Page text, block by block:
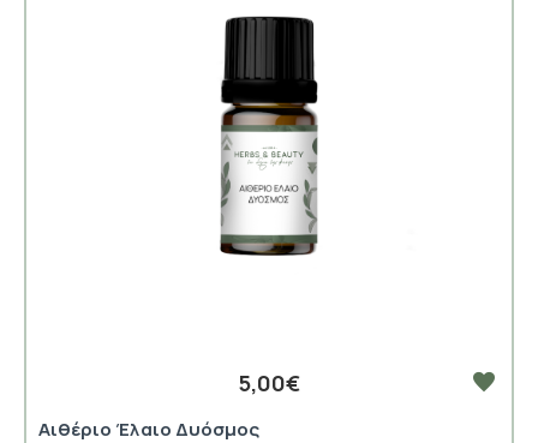
5,00€
Αιθέριο Έλαιο Δυόσμος